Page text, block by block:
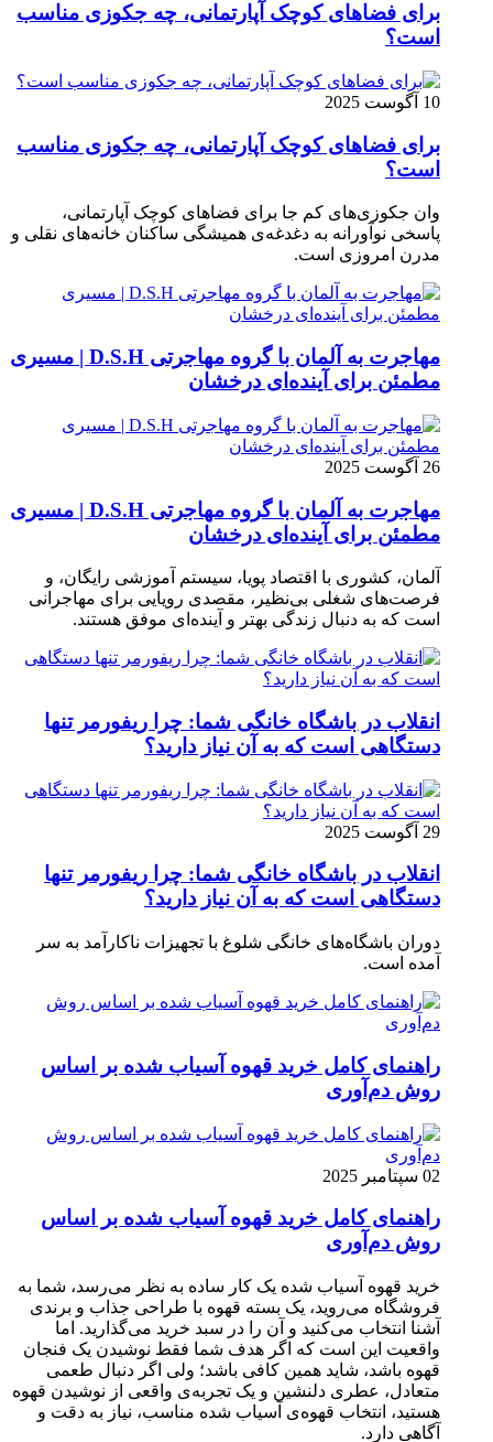
برای فضاهای کوچک آپارتمانی، چه جکوزی مناسب
است؟
10 آگوست 2025
برای فضاهای کوچک آپارتمانی، چه جکوزی مناسب
است؟
وان جکوزی‌های کم‌ جا برای فضاهای کوچک آپارتمانی،
پاسخی نوآورانه به دغدغه‌ی همیشگی ساکنان خانه‌های نقلی و
مدرن امروزی ا‌ست.
مهاجرت به آلمان با گروه مهاجرتی D.S.H | مسیری
مطمئن برای آینده‌ای درخشان
26 آگوست 2025
مهاجرت به آلمان با گروه مهاجرتی D.S.H | مسیری
مطمئن برای آینده‌ای درخشان
آلمان، کشوری با اقتصاد پویا، سیستم آموزشی رایگان، و
فرصت‌های شغلی بی‌نظیر، مقصدی رویایی برای مهاجرانی
است که به دنبال زندگی بهتر و آینده‌ای موفق هستند.
انقلاب در باشگاه خانگی شما: چرا ریفورمر تنها
دستگاهی است که به آن نیاز دارید؟
29 آگوست 2025
انقلاب در باشگاه خانگی شما: چرا ریفورمر تنها
دستگاهی است که به آن نیاز دارید؟
دوران باشگاه‌های خانگی شلوغ با تجهیزات ناکارآمد به سر
آمده است.
راهنمای کامل خرید قهوه آسیاب شده بر اساس
روش دم‌آوری
02 سپتامبر 2025
راهنمای کامل خرید قهوه آسیاب شده بر اساس
روش دم‌آوری
خرید قهوه آسیاب شده یک کار ساده به نظر می‌رسد، شما به
فروشگاه می‌روید، یک بسته قهوه با طراحی جذاب و برندی
آشنا انتخاب می‌کنید و آن را در سبد خرید می‌گذارید. اما
واقعیت این است که اگر هدف شما فقط نوشیدن یک فنجان
قهوه باشد، شاید همین کافی باشد؛ ولی اگر دنبال طعمی
متعادل، عطری دلنشین و یک تجربه‌ی واقعی از نوشیدن قهوه
هستید، انتخاب قهوه‌ی آسیاب شده مناسب، نیاز به دقت و
آگاهی دارد.